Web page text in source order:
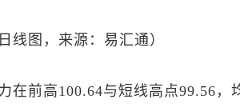
日线图，来源：易汇通）
在前高100.64与短线高点99.56